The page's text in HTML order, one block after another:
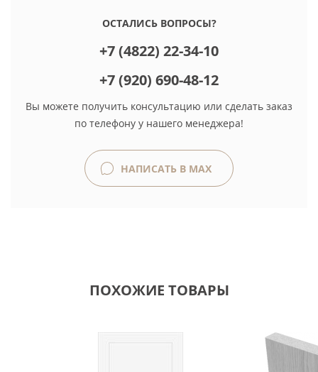
ОСТАЛИСЬ ВОПРОСЫ?
+7 (4822) 22-34-10
+7 (920) 690-48-12
Вы можете получить консультацию или сделать заказ
по телефону у нашего менеджера!
НАПИСАТЬ В MAX
ПОХОЖИЕ ТОВАРЫ